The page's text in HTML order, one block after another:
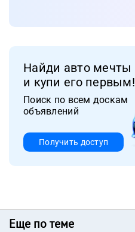
Найди авто мечты
и купи его первым!
Поиск по всем доскам
объявлений
Получить доступ
Еще по теме